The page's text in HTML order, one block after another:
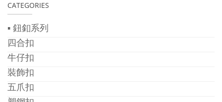
CATEGORIES
▪ 鈕釦系列
四合扣
牛仔扣
裝飾扣
五爪扣